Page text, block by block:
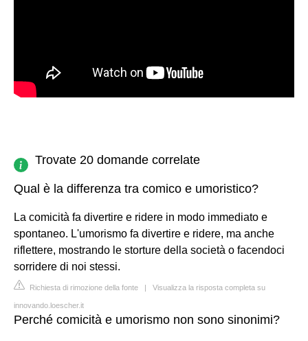
Trovate 20 domande correlate
Qual è la differenza tra comico e umoristico?
La comicità fa divertire e ridere in modo immediato e
spontaneo. L'umorismo fa divertire e ridere, ma anche
riflettere, mostrando le storture della società o facendoci
sorridere di noi stessi.
Richiesta di rimozione della fonte | Visualizza la risposta completa su
innovando.loescher.it
Perché comicità e umorismo non sono sinonimi?